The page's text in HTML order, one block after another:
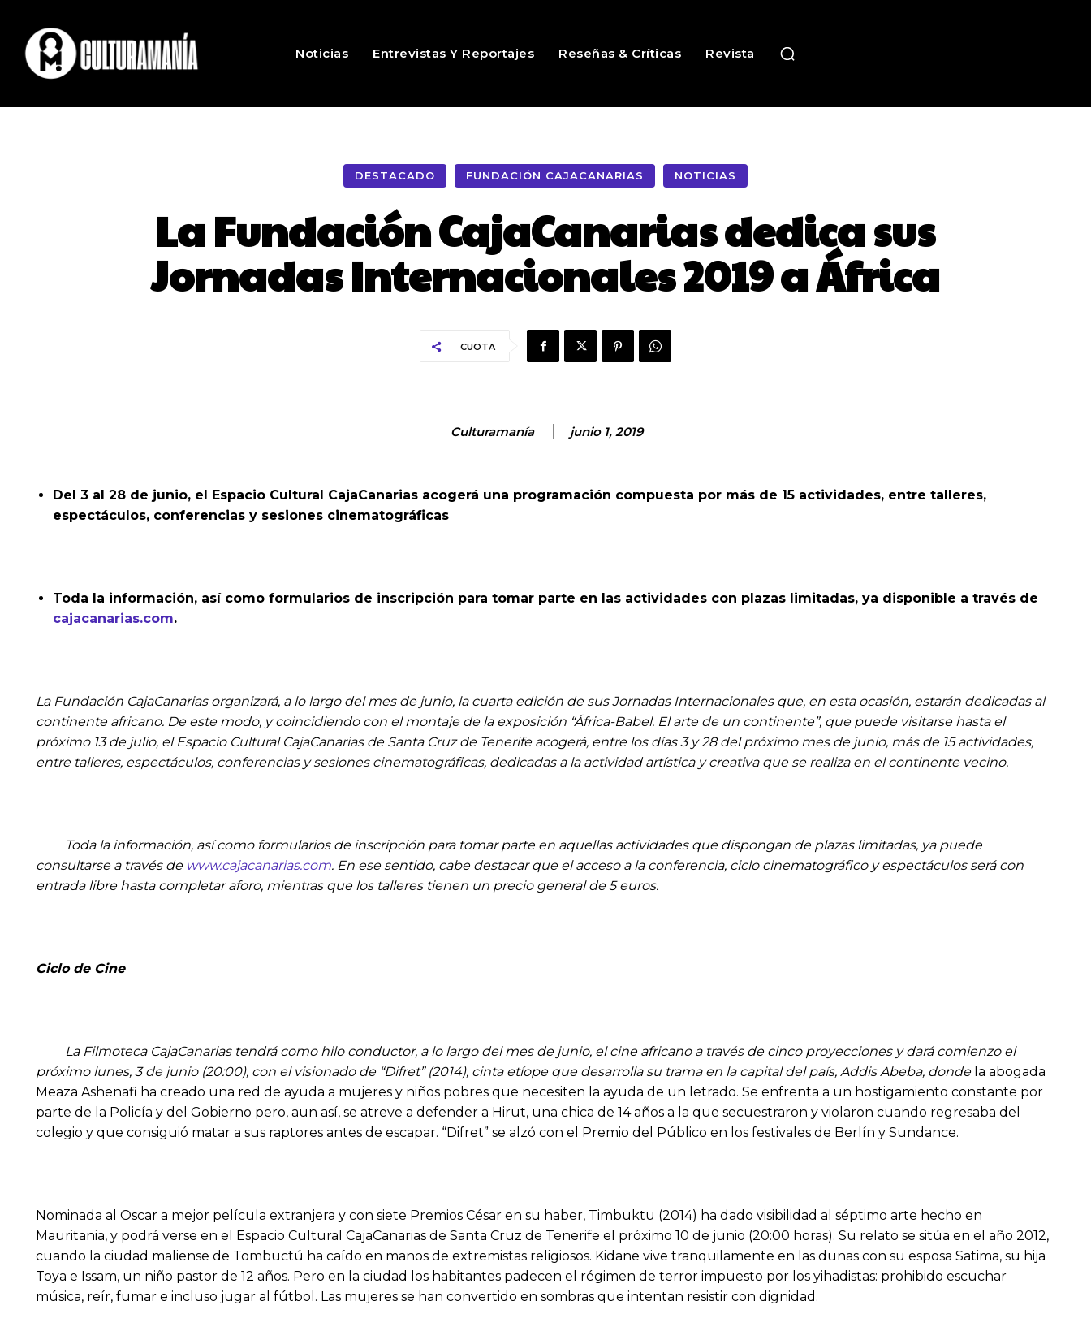
Noticias Entrevistas Y Reportajes Reseñas & Críticas Revista
DESTACADO FUNDACIÓN CAJACANARIAS NOTICIAS
La Fundación CajaCanarias dedica sus
Jornadas Internacionales 2019 a África
CUOTA
Culturamanía junio 1, 2019
Del 3 al 28 de junio, el Espacio Cultural CajaCanarias acogerá una programación compuesta por más de 15 actividades, entre talleres,
espectáculos, conferencias y sesiones cinematográficas
Toda la información, así como formularios de inscripción para tomar parte en las actividades con plazas limitadas, ya disponible a través de
cajacanarias.com.
La Fundación CajaCanarias organizará, a lo largo del mes de junio, la cuarta edición de sus Jornadas Internacionales que, en esta ocasión, estarán dedicadas al
continente africano. De este modo, y coincidiendo con el montaje de la exposición “África-Babel. El arte de un continente”, que puede visitarse hasta el
próximo 13 de julio, el Espacio Cultural CajaCanarias de Santa Cruz de Tenerife acogerá, entre los días 3 y 28 del próximo mes de junio, más de 15 actividades,
entre talleres, espectáculos, conferencias y sesiones cinematográficas, dedicadas a la actividad artística y creativa que se realiza en el continente vecino.
Toda la información, así como formularios de inscripción para tomar parte en aquellas actividades que dispongan de plazas limitadas, ya puede
consultarse a través de www.cajacanarias.com. En ese sentido, cabe destacar que el acceso a la conferencia, ciclo cinematográfico y espectáculos será con
entrada libre hasta completar aforo, mientras que los talleres tienen un precio general de 5 euros.
Ciclo de Cine
La Filmoteca CajaCanarias tendrá como hilo conductor, a lo largo del mes de junio, el cine africano a través de cinco proyecciones y dará comienzo el
próximo lunes, 3 de junio (20:00), con el visionado de “Difret” (2014), cinta etíope que desarrolla su trama en la capital del país, Addis Abeba, donde la abogada
Meaza Ashenafi ha creado una red de ayuda a mujeres y niños pobres que necesiten la ayuda de un letrado. Se enfrenta a un hostigamiento constante por
parte de la Policía y del Gobierno pero, aun así, se atreve a defender a Hirut, una chica de 14 años a la que secuestraron y violaron cuando regresaba del
colegio y que consiguió matar a sus raptores antes de escapar. “Difret” se alzó con el Premio del Público en los festivales de Berlín y Sundance.
Nominada al Oscar a mejor película extranjera y con siete Premios César en su haber, Timbuktu (2014) ha dado visibilidad al séptimo arte hecho en
Mauritania, y podrá verse en el Espacio Cultural CajaCanarias de Santa Cruz de Tenerife el próximo 10 de junio (20:00 horas). Su relato se sitúa en el año 2012,
cuando la ciudad maliense de Tombuctú ha caído en manos de extremistas religiosos. Kidane vive tranquilamente en las dunas con su esposa Satima, su hija
Toya e Issam, un niño pastor de 12 años. Pero en la ciudad los habitantes padecen el régimen de terror impuesto por los yihadistas: prohibido escuchar
música, reír, fumar e incluso jugar al fútbol. Las mujeres se han convertido en sombras que intentan resistir con dignidad.